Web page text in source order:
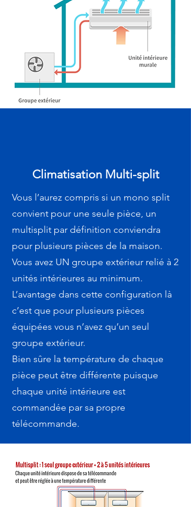
Climatisation Multi-split
Vous l’aurez compris si un mono split
convient pour une seule pièce, un
multisplit par définition conviendra
pour plusieurs pièces de la maison.
Vous avez UN groupe extérieur relié à 2
unités intérieures au minimum.
L’avantage dans cette configuration là
c’est que pour plusieurs pièces
équipées vous n’avez qu’un seul
groupe extérieur.
Bien sûre la température de chaque
pièce peut être différente puisque
chaque unité intérieure est
commandée par sa propre
télécommande.